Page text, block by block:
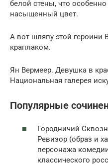
белой стены, что
насыщенный цвет.
А вот шляпу этой героини
краплаком.
Ян Вермеер. Девушка в
Национальная галерея
Популярные
Городничий
Ревизор (образ и
персонажа
классического